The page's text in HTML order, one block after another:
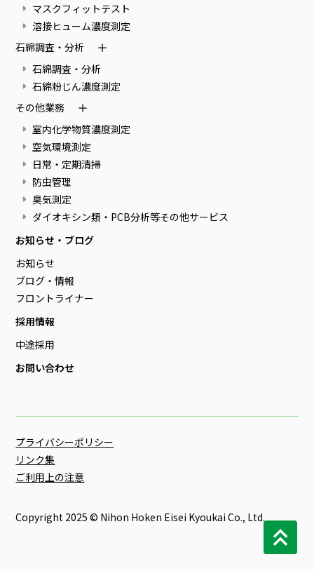
マスクフィットテスト
溶接ヒューム濃度測定
石綿調査・分析
石綿調査・分析
石綿粉じん濃度測定
その他業務
室内化学物質濃度測定
空気環境測定
日常・定期清掃
防虫管理
臭気測定
ダイオキシン類・PCB分析等その他サービス
お知らせ・ブログ
お知らせ
ブログ・情報
フロントライナー
採用情報
中途採用
お問い合わせ
Copyright 2025 © Nihon Hoken Eisei Kyoukai Co., Ltd.
プライバシーポリシー
リンク集
ご利用上の注意